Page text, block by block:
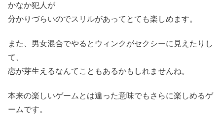
かなか犯人が
分かりづらいのでスリルがあってとても楽しめます。
また、男女混合でやるとウィンクがセクシーに見えたりし
て、
恋が芽生えるなんてこともあるかもしれませんね。
本来の楽しいゲームとは違った意味でもさらに楽しめるゲ
ームです。